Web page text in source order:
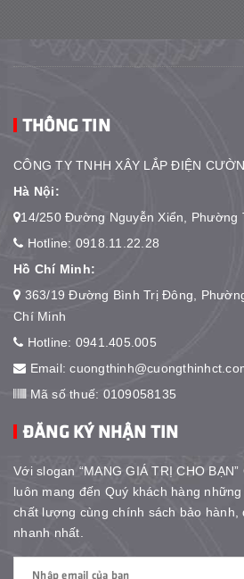
THÔNG TIN
CÔNG TY TNHH XÂY LẮP ĐIỆN
Hà Nội:
14/250 Đường Nguyễn Xiển, Phường
Hotline: 0918.11.22.28
Hồ Chí Minh:
363/19 Đường Bình Trị Đông,
Chí Minh
Hotline: 0941.405.005
Email:
Mã số thuế: 0109058135
ĐĂNG KÝ NHẬN TIN
Với slogan “MANG GIÁ TRỊ CHO
luôn mang đến Quý khách hàng
chất lượng cùng chính sách bảo hành,
nhanh nhất.